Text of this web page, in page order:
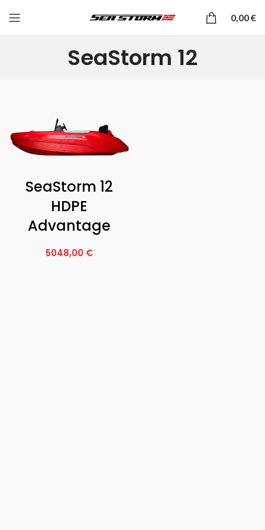
0,00€
SeaStorm 12
SeaStorm 12
HDPE
Advantage
5048,00 €